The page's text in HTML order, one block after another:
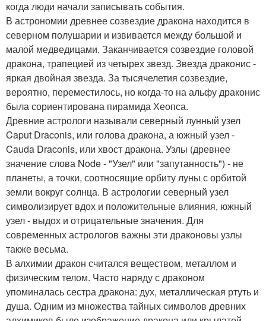
когда люди начали записывать события.
В астрономии древнее созвездие дракона находится в
северном полушарии и извивается между большой и
малой медведицами. Заканчивается созвездие головой
дракона, трапецией из четырех звезд. Звезда драконис -
яркая двойная звезда. За тысячелетия созвездие,
вероятно, переместилось, но когда-то на альфу драконис
была сориентирована пирамида Хеопса.
Древние астрологи называли северный лунный узел
Caput Draconis, или голова дракона, а южный узел -
Cauda Draconis, или хвост дракона. Узлы (древнее
значение слова Node - "Узел" или "запутанность") - не
планеты, а точки, соотносящие орбиту луны с орбитой
земли вокруг солнца. В астрологии северный узел
символизирует вдох и положительные влияния, южный
узел - выдох и отрицательные значения. Для
современных астрологов важны эти драконовы узлы
также весьма.
В алхимии дракон считался веществом, металлом и
физическим телом. Часто наряду с драконом
упоминалась сестра дракона: дух, металлическая ртуть и
душа. Одним из множества тайных символов древних